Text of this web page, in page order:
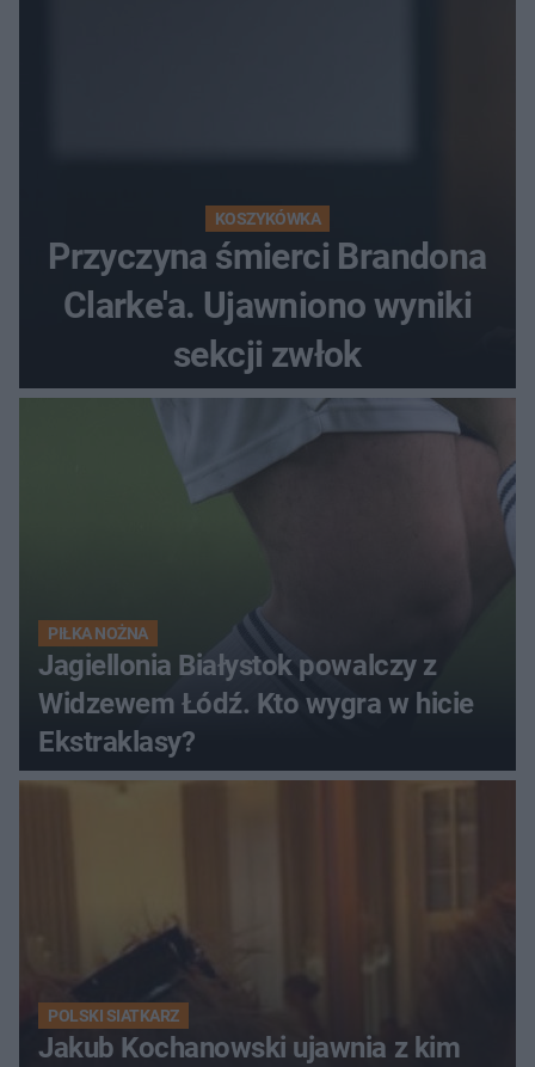
KOSZYKÓWKA
Przyczyna śmierci Brandona
Clarke'a. Ujawniono wyniki
sekcji zwłok
PIŁKA NOŻNA
Jagiellonia Białystok powalczy z
Widzewem Łódź. Kto wygra w hicie
Ekstraklasy?
POLSKI SIATKARZ
Jakub Kochanowski ujawnia z kim